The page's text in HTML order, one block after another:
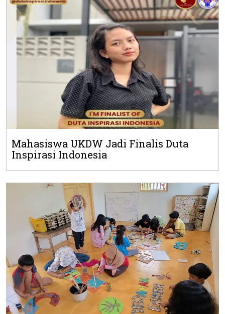
Mahasiswa UKDW Jadi Finalis Duta
Inspirasi Indonesia